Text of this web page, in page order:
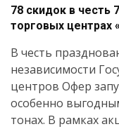
78 скидок в честь
торговых центрах
В честь
независимости
центров Офер
особенно
тонах. В рамках